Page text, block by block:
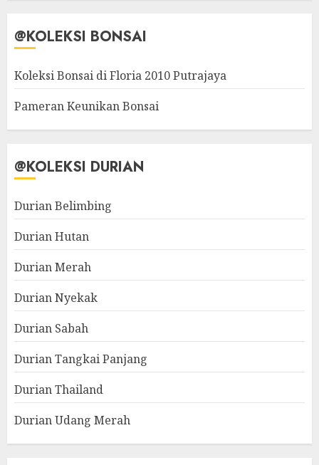
@KOLEKSI BONSAI
Koleksi Bonsai di Floria 2010 Putrajaya
Pameran Keunikan Bonsai
@KOLEKSI DURIAN
Durian Belimbing
Durian Hutan
Durian Merah
Durian Nyekak
Durian Sabah
Durian Tangkai Panjang
Durian Thailand
Durian Udang Merah